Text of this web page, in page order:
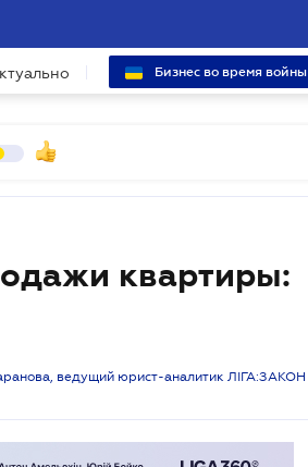
Бизнес во время войны
квартиры:
ведущий юрист-аналитик ЛІГА:ЗАКОН